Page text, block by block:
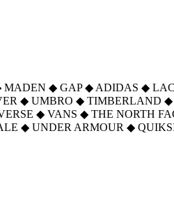
MADEN ◆ GAP ◆ ADIDAS ◆
◆ UMBRO ◆ TIMBERLAND ◆
◆ VANS ◆ THE NORTH
◆ UNDER ARMOUR ◆